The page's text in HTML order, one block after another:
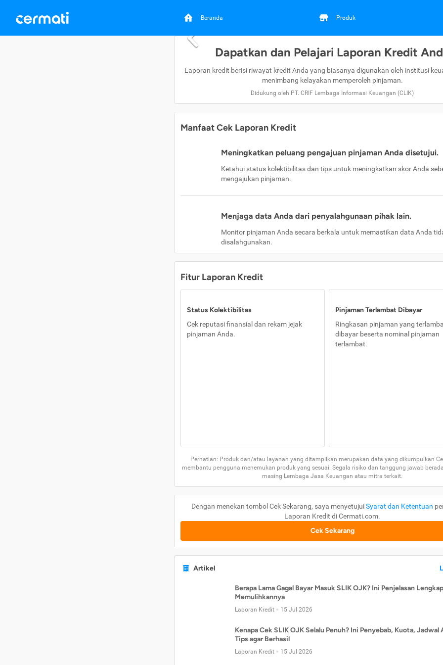
Beranda Produk
Dapatkan dan Pelajari Laporan Kredit
Laporan kredit berisi riwayat kredit Anda yang biasanya digunakan oleh institusi
menimbang kelayakan memperoleh pinjaman.
Didukung oleh PT. CRIF Lembaga Informasi Keuangan (CLIK)
Manfaat Cek Laporan Kredit
Meningkatkan peluang pengajuan pinjaman Anda disetujui.
Ketahui status kolektibilitas dan tips untuk meningkatkan skor Anda
mengajukan pinjaman.
Menjaga data Anda dari penyalahgunaan pihak lain.
Monitor pinjaman Anda secara berkala untuk memastikan data Anda
disalahgunakan.
Fitur Laporan Kredit
Status Kolektibilitas
Cek reputasi finansial dan rekam jejak
pinjaman Anda.
Pinjaman Terlambat Dibayar
Ringkasan pinjaman yang
dibayar beserta nominal pinjaman
terlambat.
Perhatian: Produk dan/atau layanan yang ditampilkan merupakan data yang dikumpulkan
membantu pengguna menemukan produk yang sesuai. Segala risiko dan tanggung jawab
masing Lembaga Jasa Keuangan atau mitra terkait.
Dengan menekan tombol Cek Sekarang, saya menyetujuiSyarat dan Ketentuan
Laporan Kredit di Cermati.com.
Cek Sekarang
Artikel
Berapa Lama Gagal Bayar Masuk SLIK OJK? Ini Penjelasan
Memulihkannya
Laporan Kredit 15 Jul 2026
Kenapa Cek SLIK OJK Selalu Penuh? Ini Penyebab, Kuota, Jadwal
Tips agar Berhasil
Laporan Kredit 15 Jul 2026